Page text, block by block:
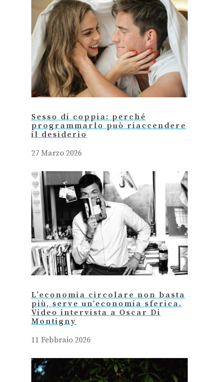
Sesso di coppia: perché
programmarlo può riaccendere
il desiderio
27 Marzo 2026
L’economia circolare non basta
più, serve un’economia sferica.
Video intervista a Oscar Di
Montigny
11 Febbraio 2026